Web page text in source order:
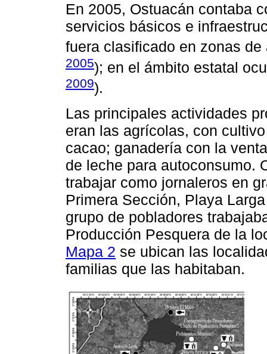
En 2005, Ostuacán contaba
servicios básicos e
fuera clasificado en zonas
2005); en el ámbito estatal
2009).
Las principales actividades
eran las agrícolas, con
cacao; ganadería con la
de leche para autoconsumo.
trabajar como jornaleros en
Primera Sección, Playa
grupo de pobladores
Producción Pesquera de la
Mapa 2 se ubican las
familias que las habitaban.